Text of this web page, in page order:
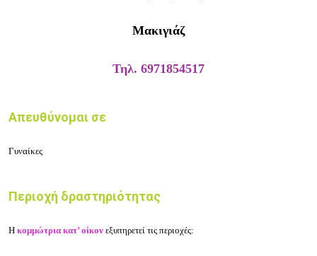
Μακιγιάζ
Τηλ. 6971854517
Απευθύνομαι σε
Γυναίκες
Περιοχή δραστηριότητας
Η κομμώτρια κατ’ οίκον εξυπηρετεί τις περιοχές: